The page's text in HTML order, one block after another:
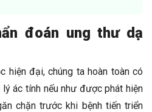
đoán ung thư dạ
hiện đại, chúng ta hoàn toàn có
ác tính nếu như được phát hiện
chặn trước khi bệnh tiến triển